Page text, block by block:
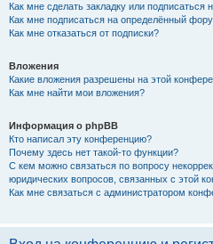
Как мне сделать закладку или подписаться
Как мне подписаться на определённый
Как мне отказаться от подписки?
Вложения
Какие вложения разрешены на этой
Как мне найти мои вложения?
Информация о phpBB
Кто написал эту конференцию?
Почему здесь нет такой-то функции?
С кем можно связаться по вопросу
юридических вопросов, связанных с этой
Как мне связаться с администратором